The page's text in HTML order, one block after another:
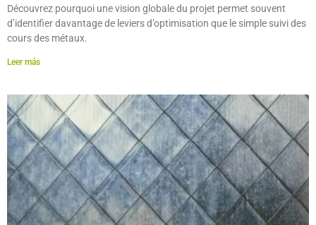
Découvrez pourquoi une vision globale du projet permet souvent
d’identifier davantage de leviers d’optimisation que le simple suivi des
cours des métaux.
Leer más